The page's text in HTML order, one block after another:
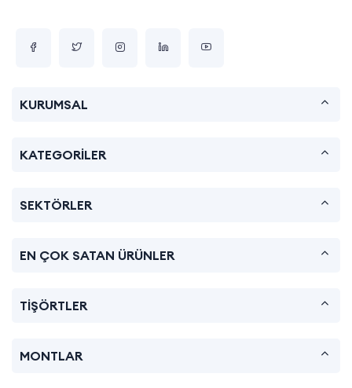
KURUMSAL
KATEGORİLER
SEKTÖRLER
EN ÇOK SATAN ÜRÜNLER
TİŞÖRTLER
MONTLAR